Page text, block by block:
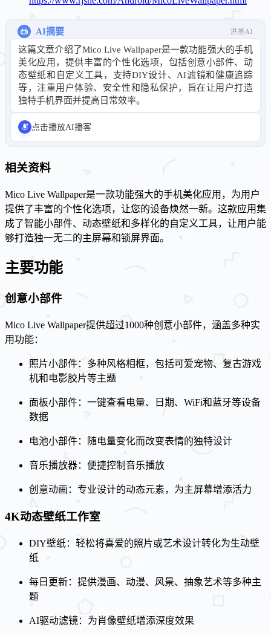
AI摘要 洪墨AI
这篇文章介绍了Mico Live Wallpaper是一款功能强大的手机
美化应用，提供丰富的个性化选项，包括创意小部件、动
态壁纸和自定义工具，支持DIY设计、AI滤镜和健康追踪
等，注重用户体验、安全性和隐私保护，旨在让用户打造
独特手机界面并提高日常效率。
点击播放AI播客
相关资料
Mico Live Wallpaper是一款功能强大的手机美化应用，为用户
提供了丰富的个性化选项，让您的设备焕然一新。这款应用集
成了智能小部件、动态壁纸和多样化的自定义工具，让用户能
够打造独一无二的主屏幕和锁屏界面。
主要功能
创意小部件
Mico Live Wallpaper提供超过1000种创意小部件，涵盖多种实
用功能：
照片小部件：多种风格相框，包括可爱宠物、复古游戏
机和电影胶片等主题
面板小部件：一键查看电量、日期、WiFi和蓝牙等设备
数据
电池小部件：随电量变化而改变表情的独特设计
音乐播放器：便捷控制音乐播放
创意动画：专业设计的动态元素，为主屏幕增添活力
4K动态壁纸工作室
DIY壁纸：轻松将喜爱的照片或艺术设计转化为生动壁
纸
每日更新：提供漫画、动漫、风景、抽象艺术等多种主
题
AI驱动滤镜：为肖像壁纸增添深度效果